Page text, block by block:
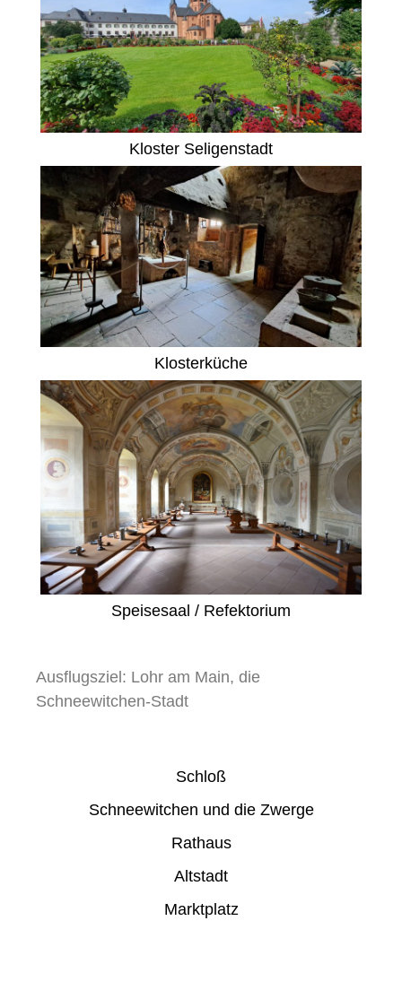
Kloster Seligenstadt
Klosterküche
Speisesaal / Refektorium
Ausflugsziel: Lohr am Main, die
Schneewitchen-Stadt
Schloß
Schneewitchen und die Zwerge
Rathaus
Altstadt
Marktplatz